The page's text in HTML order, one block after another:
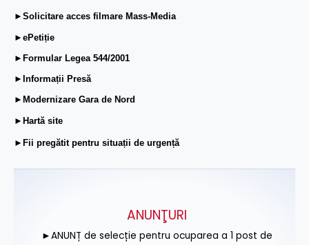
►Solicitare acces filmare Mass-Media
►ePetiție
►Formular Legea 544/2001
►Informații Presă
►Modernizare Gara de Nord
►Hartă site
►Fii pregătit pentru situații de urgență
ANUNŢURI
►ANUNȚ de selecție pentru ocuparea a 1 post de